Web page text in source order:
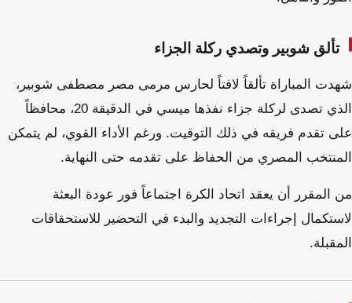
تألق شوبير وتصدي ركلة الجزاء
شهدت المباراة تألقاً لافتاً لحارس مرمى مصر مصطفى شوبير،
الذي تصدى لركلة جزاء نفذها ميسي في الدقيقة 20، محافظاً
على تقدم فريقه في ذلك التوقيت. ورغم الأداء القوي، لم يتمكن
المنتخب المصري من الحفاظ على تقدمه حتى النهاية.
من المقرر أن يعقد اتحاد الكرة اجتماعاً فور عودة البعثة
لاستكمال إجراءات التجديد والبدء في التحضير للاستحقاقات
المقبلة.